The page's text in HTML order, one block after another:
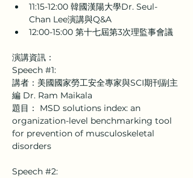
11:15-12:00 韓國漢陽大學Dr. Seul-
Chan Lee演講與Q&A
12:00-15:00 第十七屆第3次理監事會議
演講資訊：
Speech #1:
講者：美國國家勞工安全專家與SCI期刊副主
編 Dr. Ram Maikala
題目： MSD solutions index: an
organization-level benchmarking tool
for prevention of musculoskeletal
disorders
Speech #2: